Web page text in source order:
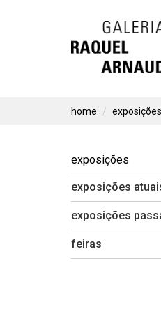
Skip
to
home exposições
exposições
exposições
exposições
feiras